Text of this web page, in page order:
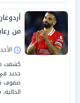
من
الأحد 26/يوليو/2026 - 05:40 م
جديد
صفوف